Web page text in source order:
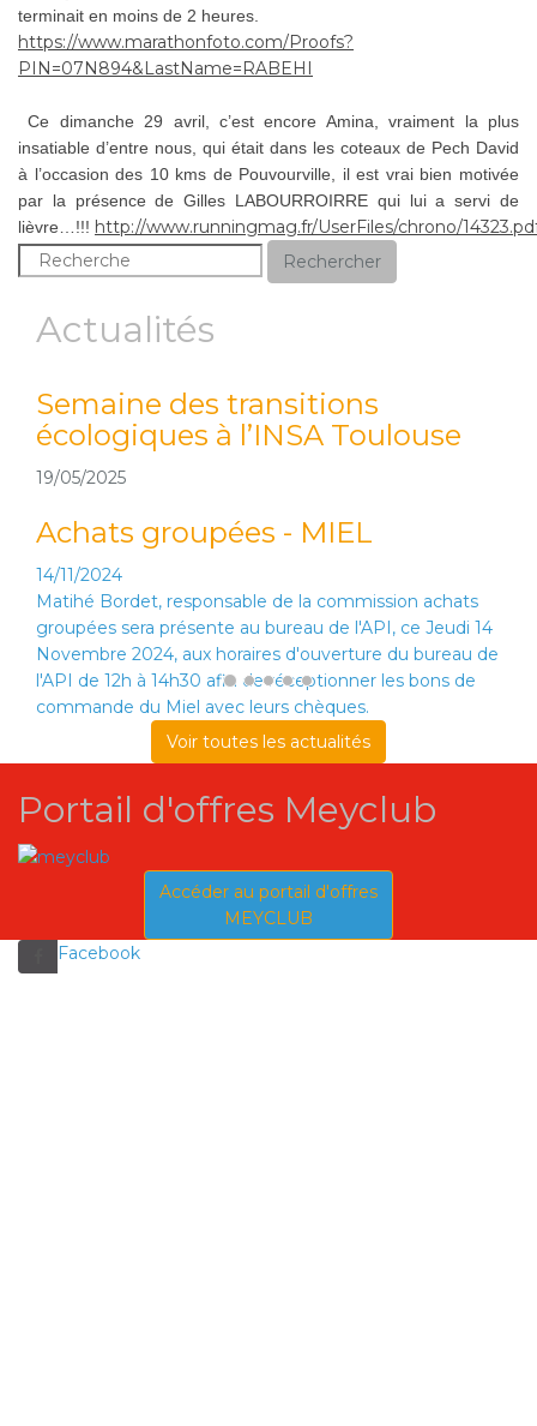
terminait en moins de 2 heures.
https://www.marathonfoto.com/Proofs?
PIN=07N894&LastName=RABEHI
Ce dimanche 29 avril, c’est encore Amina, vraiment la plus
insatiable d’entre nous, qui était dans les coteaux de Pech David
à l’occasion des 10 kms de Pouvourville, il est vrai bien motivée
par la présence de Gilles LABOURROIRRE qui lui a servi de
lièvre…!!! http://www.runningmag.fr/UserFiles/chrono/
Rechercher
Actualités
Semaine des transitions
écologiques à l’INSA Toulouse
19/05/2025
Achats groupées - MIEL
14/11/2024
Matihé Bordet, responsable de la commission achats
groupées sera présente au bureau de l'API, ce Jeudi 14
Novembre 2024, aux horaires d'ouverture du bureau de
l'API de 12h à 14h30 afin de réceptionner les bons de
commande du Miel avec leurs chèques.
Voir toutes les actualités
Portail d'offres Meyclub
Accéder au portail d'offres
MEYCLUB
Facebook